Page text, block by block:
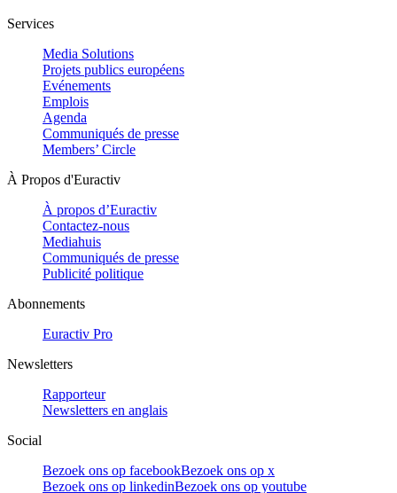
Services
Media Solutions
Projets publics européens
Evénements
Emplois
Agenda
Communiqués de presse
Members’ Circle
À Propos d'Euractiv
À propos d’Euractiv
Contactez-nous
Mediahuis
Communiqués de presse
Publicité politique
Abonnements
Euractiv Pro
Newsletters
Rapporteur
Newsletters en anglais
Social
Bezoek ons op facebookBezoek ons op x
Bezoek ons op linkedinBezoek ons op youtube